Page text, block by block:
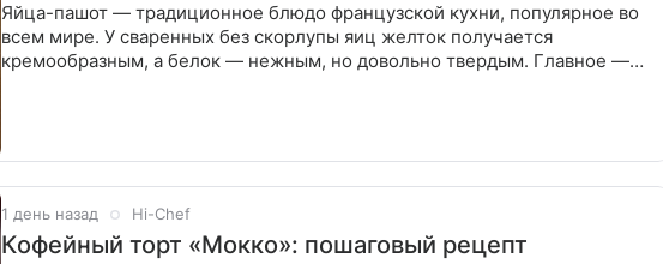
Яйца-пашот — традиционное блюдо французской кухни, популярное во
всем мире. У сваренных без скорлупы яиц желток получается
кремообразным, а белок — нежным, но довольно твердым. Главное —
1 день назад Hi-Chef
Кофейный торт «Мокко»: пошаговый рецепт